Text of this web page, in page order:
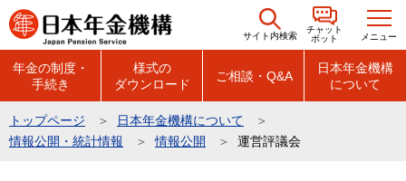
こ
の
の
サイト内検索
チャット
ボット
メニュー
年金の制度・
手続き
様式の
ダウンロード
ご相談・Q&A
日本年金機構
について
トップページ
日本年金機構について
情報公開・統計情報
情報公開 運営評議会